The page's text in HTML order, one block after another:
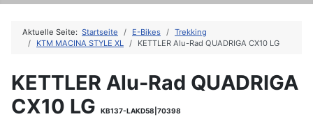
Aktuelle Seite: Startseite E-Bikes
Trekking
KTM MACINA STYLE XL
KETTLER Alu-Rad QUADRIGA CX10 LG
KETTLER Alu-Rad QUADRIGA
CX10 LG
KB137-LAKD58|70398